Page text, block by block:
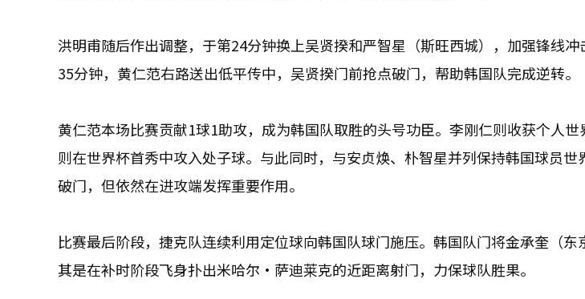
洪明甫随后作出调整，于第24分钟换上吴贤揆和严智星（斯旺西城），加强锋线
35分钟，黄仁范右路送出低平传中，吴贤揆门前抢点破门，帮助韩国队完成逆转。
黄仁范本场比赛贡献1球1助攻，成为韩国队取胜的头号功臣。李刚仁则收获个人
则在世界杯首秀中攻入处子球。与此同时，与安贞焕、朴智星并列保持韩国球员
破门，但依然在进攻端发挥重要作用。
比赛最后阶段，捷克队连续利用定位球向韩国队球门施压。韩国队门将金承奎（东
其是在补时阶段飞身扑出米哈尔·萨迪莱克的近距离射门，力保球队胜果。